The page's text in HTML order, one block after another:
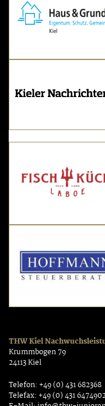
THW Kiel
Krummbogen 79
24113 Kiel
Telefon: +49 (0) 431 682368
Telefax: +49 (0) 431